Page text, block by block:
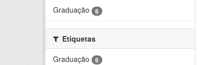
Graduação
6
Etiquetas
Graduação
6